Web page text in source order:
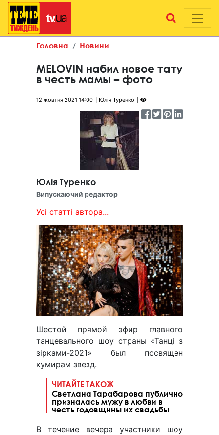
Головна Новини
MELOVIN набил новое тату
в честь мамы – фото
12 жовтня 2021 14:00 Юлія Туренко
Юлія Туренко
Випускаючий редактор
Усі статті автора...
Шестой прямой эфир главного
танцевального шоу страны «Танці з
зірками-2021» был посвящен
кумирам звезд.
ЧИТАЙТЕ ТАКОЖ
Светлана Тарабарова публично
призналась мужу в любви в
честь годовщины их свадьбы
В течение вечера участники шоу